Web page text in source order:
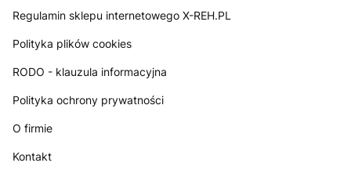
Regulamin sklepu internetowego X-REH.PL
Polityka plików cookies
RODO - klauzula informacyjna
Polityka ochrony prywatności
O firmie
Kontakt